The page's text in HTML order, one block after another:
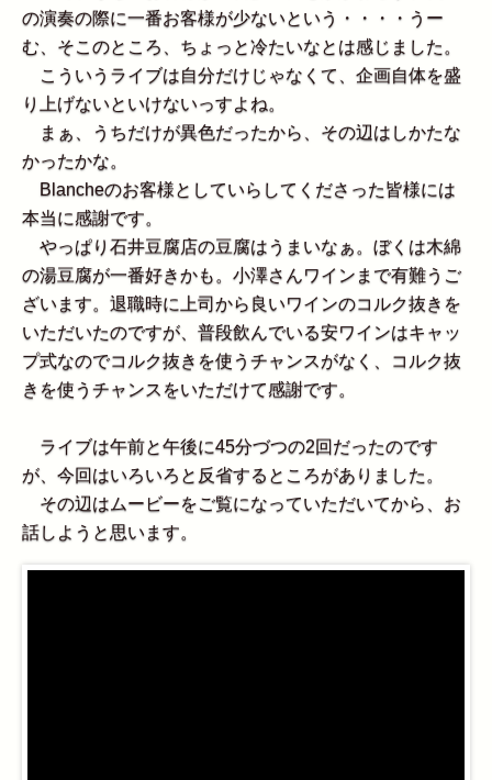
の演奏の際に一番お客様が少ないという・・・・うー
む、そこのところ、ちょっと冷たいなとは感じました。
こういうライブは自分だけじゃなくて、企画自体を盛
り上げないといけないっすよね。
まぁ、うちだけが異色だったから、その辺はしかたな
かったかな。
Blancheのお客様としていらしてくださった皆様には
本当に感謝です。
やっぱり石井豆腐店の豆腐はうまいなぁ。ぼくは木綿
の湯豆腐が一番好きかも。小澤さんワインまで有難うご
ざいます。退職時に上司から良いワインのコルク抜きを
いただいたのですが、普段飲んでいる安ワインはキャッ
プ式なのでコルク抜きを使うチャンスがなく、コルク抜
きを使うチャンスをいただけて感謝です。
ライブは午前と午後に45分づつの2回だったのです
が、今回はいろいろと反省するところがありました。
その辺はムービーをご覧になっていただいてから、お
話しようと思います。